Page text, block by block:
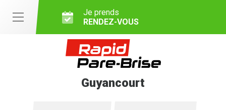
Je prends
RENDEZ-VOUS
Guyancourt